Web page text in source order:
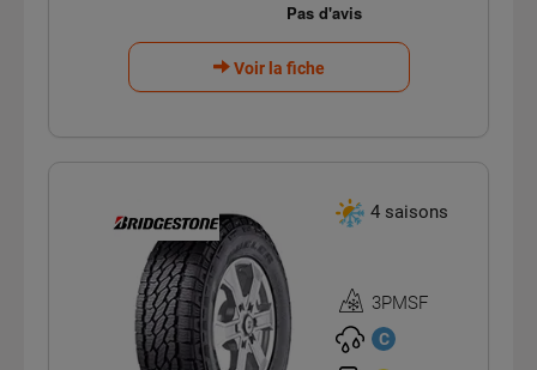
Voir la fiche
4 saisons
Homologation
3PMSF
3PMSF
C